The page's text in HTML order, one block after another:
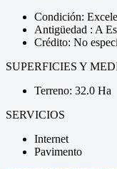
Condición:
Antigüedad : A
Crédito: No
SUPERFICIES Y
Terreno: 32.0 Ha
SERVICIOS
Internet
Pavimento